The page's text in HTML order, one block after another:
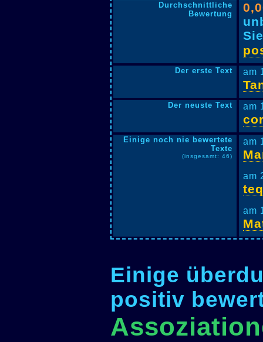
Durchschnittliche
Bewertung
Der erste Text am
Der neuste Text am
Einige noch nie bewertete
Texte
(insgesamt: 46)
am
am
am
Einige
positiv